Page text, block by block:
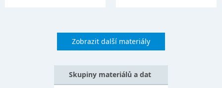
Zobrazit další materiály
Skupiny materiálů a dat